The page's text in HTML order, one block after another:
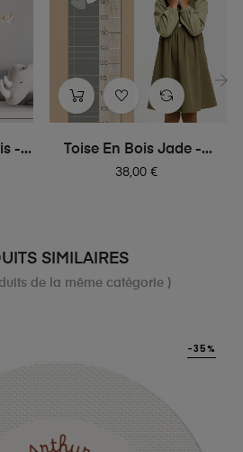
-... Toise En Bois Jade -...
Prix
38,00 €
SIMILAIRES
de la même catégorie )
-35%